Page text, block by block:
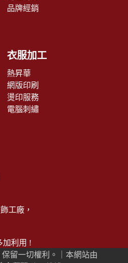
品牌經銷
衣服加工
熱昇華
網版印刷
燙印服務
電腦刺繡
工廠，
加利用 !
留一切權利。｜本網站由